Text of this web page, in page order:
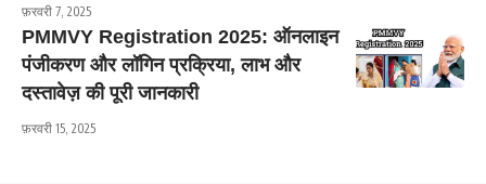
फ़रवरी 7, 2025
PMMVY Registration 2025: ऑनलाइन
पंजीकरण और लॉगिन प्रक्रिया, लाभ और
दस्तावेज़ की पूरी जानकारी
फ़रवरी 15, 2025